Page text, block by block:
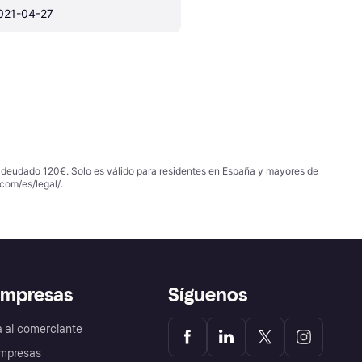
04-27
120€. Solo es válido para residentes en España y mayores de
es/legal/.
al comerciante
Síguenos